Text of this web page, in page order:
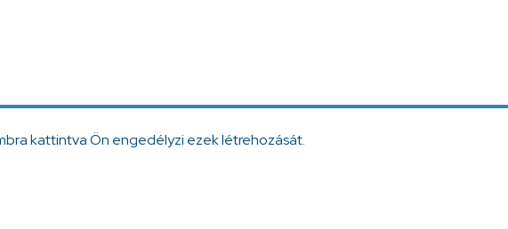
kattintva Ön engedélyzi ezek létrehozását.